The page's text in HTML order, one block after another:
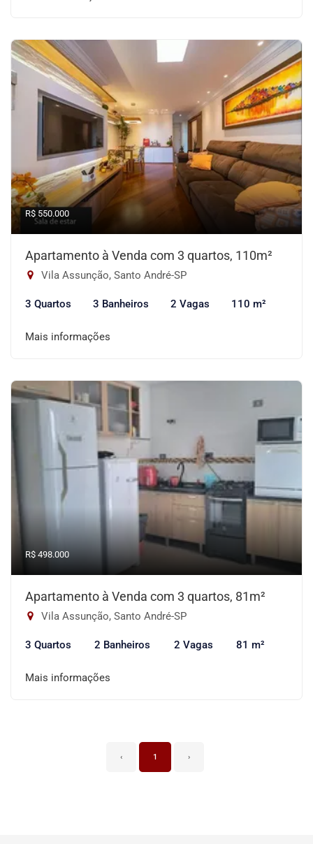
R$ 550.000
Apartamento à Venda com 3 quartos, 110m²
Vila Assunção, Santo André-SP
3 Quartos 3 Banheiros 2 Vagas 110 m²
Mais informações
R$ 498.000
Apartamento à Venda com 3 quartos, 81m²
Vila Assunção, Santo André-SP
3 Quartos 2 Banheiros 2 Vagas 81 m²
Mais informações
‹ 1 ›